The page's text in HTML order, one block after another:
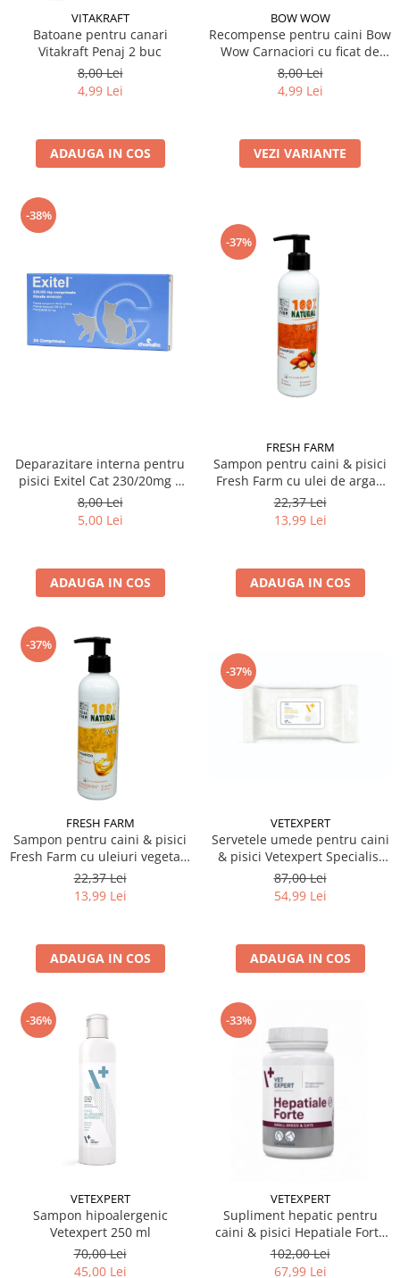
VITAKRAFT
Batoane pentru canari
Vitakraft Penaj 2 buc
8,00 Lei
4,99 Lei
ADAUGA IN COS
BOW WOW
Recompense pentru caini Bow
Wow Carnaciori cu ficat de
gasca
8,00 Lei
4,99 Lei
VEZI VARIANTE
-38%
Deparazitare interna pentru
pisici Exitel Cat 230/20mg 1
cpr / folie
8,00 Lei
5,00 Lei
ADAUGA IN COS
-37%
FRESH FARM
Sampon pentru caini & pisici
Fresh Farm cu ulei de argan
250 ml
22,37 Lei
13,99 Lei
ADAUGA IN COS
-37%
FRESH FARM
Sampon pentru caini & pisici
Fresh Farm cu uleiuri vegetale
250 ml
22,37 Lei
13,99 Lei
ADAUGA IN COS
-37%
VETEXPERT
Servetele umede pentru caini
& pisici Vetexpert Specialist
Hexawipes 40 buc
87,00 Lei
54,99 Lei
ADAUGA IN COS
-36%
VETEXPERT
Sampon hipoalergenic
Vetexpert 250 ml
70,00 Lei
45,00 Lei
-33%
VETEXPERT
Supliment hepatic pentru
caini & pisici Hepatiale Forte
Small Breed Twist Off 40 caps
102,00 Lei
67,99 Lei